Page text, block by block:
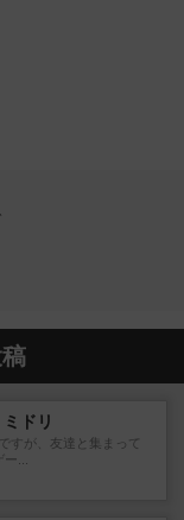
ドリ
すが、友達と集まって
...